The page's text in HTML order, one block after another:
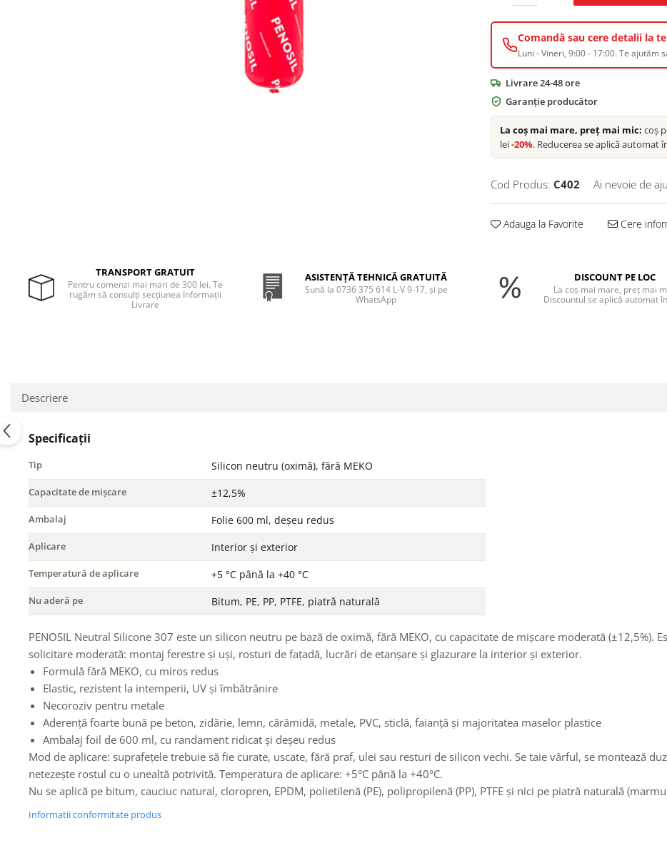
Comandă sau cere detalii la
Luni - Vineri, 9:00 - 17:00. Te ajutăm
Livrare 24-48 ore
Garanție producător
La coș mai mare, preț mai mic: coș
lei-20%. Reducerea se aplică automat
Cod Produs: C402 Ai nevoie de
Adauga la Favorite Cere
TRANSPORT GRATUIT
Pentru comenzi mai mari de 300 lei. Te
rugăm să consulți secțiunea Informații
Livrare
ASISTENȚĂ TEHNICĂ GRATUITĂ
Sună la 0736 375 614 L-V 9-17, și pe
WhatsApp
DISCOUNT PE LOC
La coș mai mare, preț mai
Discountul se aplică automat
Descriere
Specificații
Tip Silicon neutru (oximă), fără MEKO
Capacitate de mișcare ±12,5%
Ambalaj Folie 600 ml, deșeu redus
Aplicare Interior și exterior
Temperatură de aplicare +5 °C până la +40 °C
Nu aderă pe Bitum, PE, PP, PTFE, piatră naturală
PENOSIL Neutral Silicone 307 este un silicon neutru pe bază de oximă, fără MEKO, cu capacitate de mișcare moderată
solicitare moderată: montaj ferestre și uși, rosturi de fațadă, lucrări de etanșare și glazurare la interior și exterior.
Formulă fără MEKO, cu miros redus
Elastic, rezistent la intemperii, UV și îmbătrânire
Necoroziv pentru metale
Aderență foarte bună pe beton, zidărie, lemn, cărămidă, metale, PVC, sticlă, faianță și majoritatea maselor plastice
Ambalaj foil de 600 ml, cu randament ridicat și deșeu redus
Mod de aplicare: suprafețele trebuie să fie curate, uscate, fără praf, ulei sau resturi de silicon vechi. Se taie vârful, se montează
netezește rostul cu o unealtă potrivită. Temperatura de aplicare: +5°C până la +40°C.
Nu se aplică pe bitum, cauciuc natural, cloropren, EPDM, polietilenă (PE), polipropilenă (PP), PTFE și nici pe piatră naturală
Informatii conformitate produs